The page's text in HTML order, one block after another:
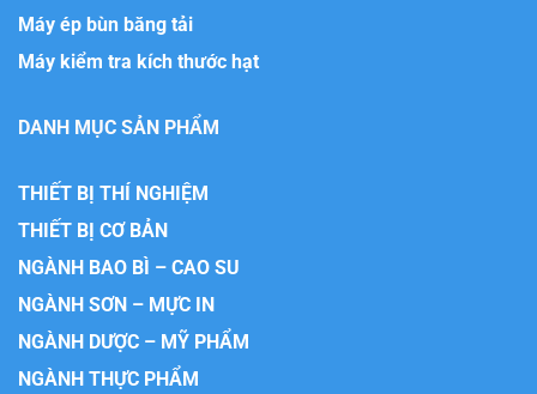
Máy ép bùn băng tải
Máy kiểm tra kích thước hạt
DANH MỤC SẢN PHẨM
THIẾT BỊ THÍ NGHIỆM
THIẾT BỊ CƠ BẢN
NGÀNH BAO BÌ – CAO SU
NGÀNH SƠN – MỰC IN
NGÀNH DƯỢC – MỸ PHẨM
NGÀNH THỰC PHẨM